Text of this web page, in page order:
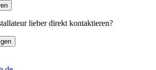
lieber direkt kontaktieren?